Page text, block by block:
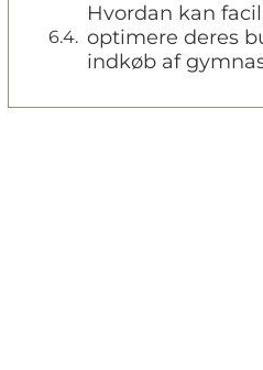
Hvordan kan
optimere deres
indkøb af